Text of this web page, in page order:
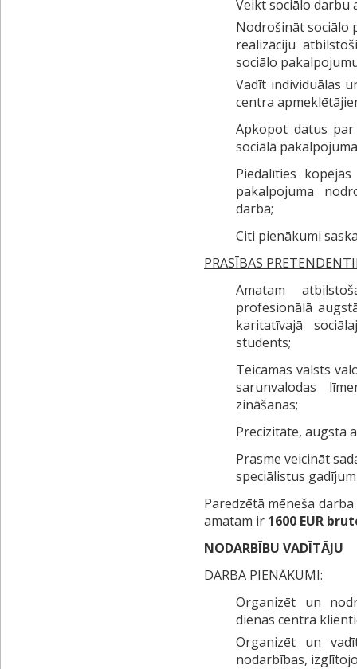
Veikt sociālo darbu
Nodrošināt sociālo
realizāciju
sociālo
Vadīt individuālas
centra
Apkopot datus
sociālā
Piedalīties
pakalpojuma
darbā;
Citi pienākumi
PRASĪBAS
Amatam
profesionālā
karitatīvajā
students;
Teicamas valsts
sarunvalodas
zināšanas;
Precizitāte, augsta
Prasme veicināt
speciālistus
Paredzētā mēneša
amatam ir 1600 EUR
NODARBĪBU VADĪTĀJU
DARBA PIENĀKUMI:
Organizēt un
dienas centra
Organizēt un
nodarbības,